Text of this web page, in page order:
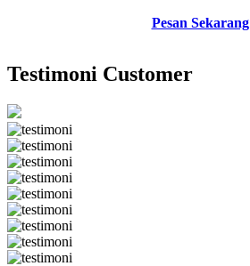
Pesan Sekarang
Testimoni Customer